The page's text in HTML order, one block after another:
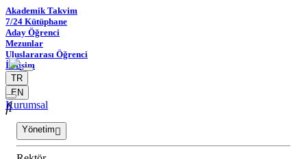
Akademik Takvim
7/24 Kütüphane
Aday Öğrenci
Mezunlar
Uluslararası Öğrenci
İletişim
TR
EN
Kurumsal
Yönetim